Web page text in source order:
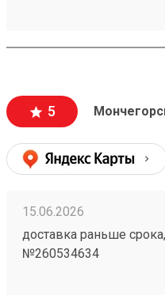
менеджеру Татьяне
5
15.06.2026
доставка раньше
№260534634